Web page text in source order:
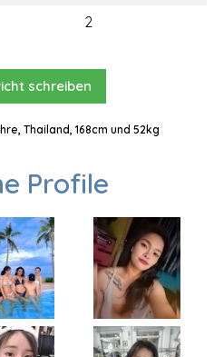
2
schreiben
Thailand, 168cm und 52kg
Profile